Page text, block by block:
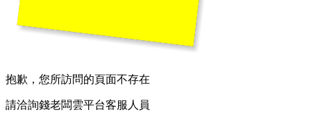
抱歉，您所訪問的頁面不存在
請洽詢錢老闆雲平台客服人員